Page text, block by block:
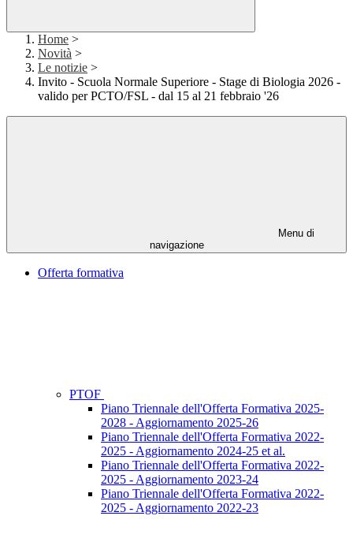
Home >
Novità >
Le notizie >
Invito - Scuola Normale Superiore - Stage di Biologia 2026 -
valido per PCTO/FSL - dal 15 al 21 febbraio '26
Menu di
navigazione
Offerta formativa
PTOF
Piano Triennale dell'Offerta Formativa 2025-
2028 - Aggiornamento 2025-26
Piano Triennale dell'Offerta Formativa 2022-
2025 - Aggiornamento 2024-25 et al.
Piano Triennale dell'Offerta Formativa 2022-
2025 - Aggiornamento 2023-24
Piano Triennale dell'Offerta Formativa 2022-
2025 - Aggiornamento 2022-23